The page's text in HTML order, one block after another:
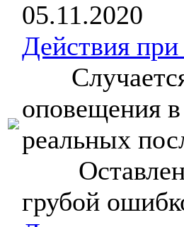
05.11.2020
Действия
Случается
оповещения
реальных
грубой